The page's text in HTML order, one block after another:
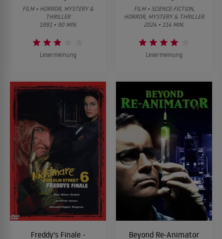
FILM • HORROR, MYSTERY &
THRILLER
1991 • 90 MIN.
Lesermeinung
FILM • SCIENCE-FICTION,
HORROR, MYSTERY & THRILLER
2024 • 114 MIN.
Lesermeinung
Freddy's Finale - Beyond Re-Animator